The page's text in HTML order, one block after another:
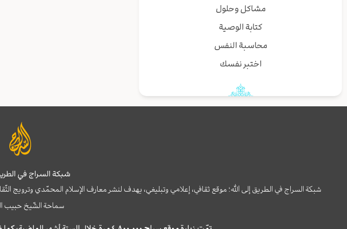
مشاكل وحلول
كتابة الوصية
محاسبة النفس
اختبر نفسك
شبكة السراج في
شبكة السراج في الطريق إلى الله؛ موقع ثقافي، إعلامي وتبليغي، يهدف لنشر معارف الإسلام المحمّدي
سماحة الشّيخ حبيب